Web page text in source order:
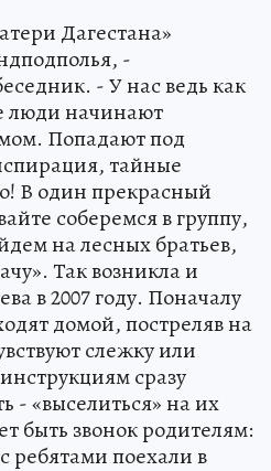
Дагестана»
-
- У нас ведь как
люди начинают
Попадают под
тайные
В один прекрасный
соберемся в группу,
на лесных братьев,
Так возникла и
в 2007 году. Поначалу
домой, постреляв на
слежку или
сразу
- «выселиться» на их
быть звонок родителям:
ребятами поехали в